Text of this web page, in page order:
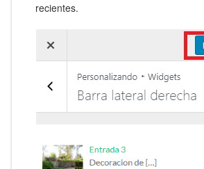
recientes.